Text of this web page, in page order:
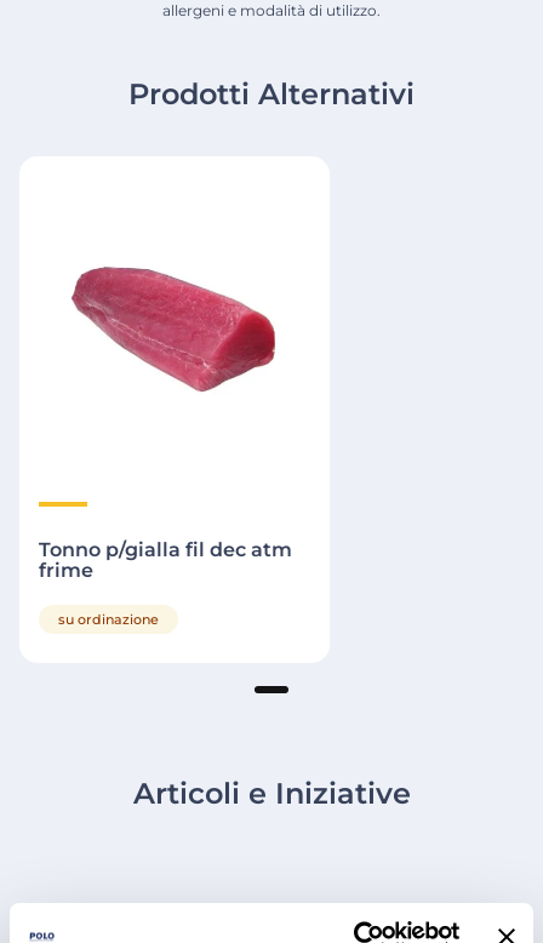
allergeni e modalità di utilizzo.
Prodotti Alternativi
Tonno p/gialla fil dec atm
frime
su ordinazione
Articoli e Iniziative